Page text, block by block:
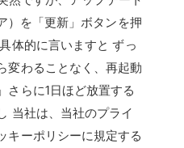
）を「更新」ボタンを押
体的に言いますと ずっ
変わることなく、再起動
さらに1日ほど放置する
当社は、当社のプライ
キーポリシーに規定する